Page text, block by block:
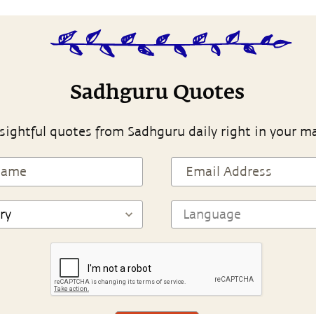
Sadhguru Quotes
quotes from Sadhguru daily right in your